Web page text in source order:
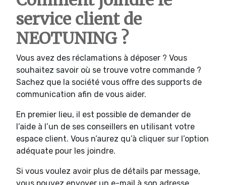
service client de
NEOTUNING ?
Vous avez des réclamations à déposer ? Vous
souhaitez savoir où se trouve votre commande ?
Sachez que la société vous offre des supports de
communication afin de vous aider.
En premier lieu, il est possible de demander de
l’aide à l’un de ses conseillers en utilisant votre
espace client. Vous n’aurez qu’à cliquer sur l’option
adéquate pour les joindre.
Si vous voulez avoir plus de détails par message,